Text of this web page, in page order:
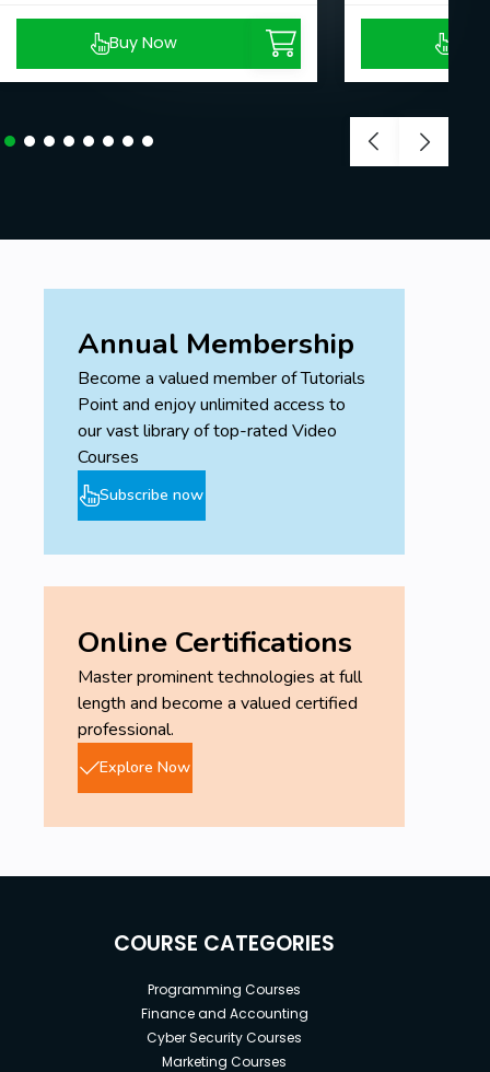
Buy Now
Annual Membership
Become a valued member of Tutorials
Point and enjoy unlimited access to
our vast library of top-rated Video
Courses
Subscribe now
Online Certifications
Master prominent technologies at full
length and become a valued certified
professional.
Explore Now
COURSE CATEGORIES
Programming Courses
Finance and Accounting
Cyber Security Courses
Marketing Courses